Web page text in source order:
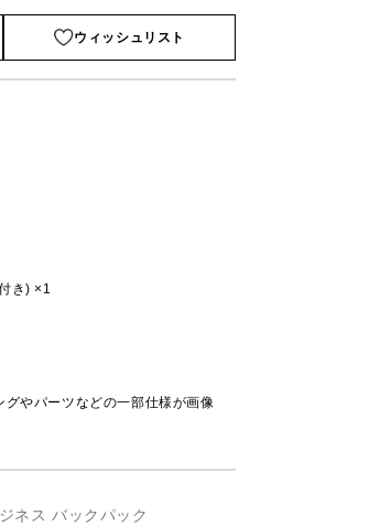
ウィッシュリスト
き) ×1
やパーツなどの一部仕様が画像
ネス バックパック